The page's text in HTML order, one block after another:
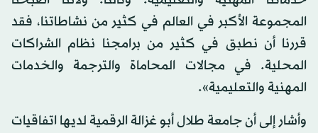
المجموعة الأكبر في العالم في كثير من نشاطاتنا، فقد
قررنا أن نطبق في كثير من برامجنا نظام الشراكات
المحلية. في مجالات المحاماة والترجمة والخدمات
المهنية والتعليمية».
وأشار إلى أن جامعة طلال أبو غزالة الرقمية لديها اتفاقيات